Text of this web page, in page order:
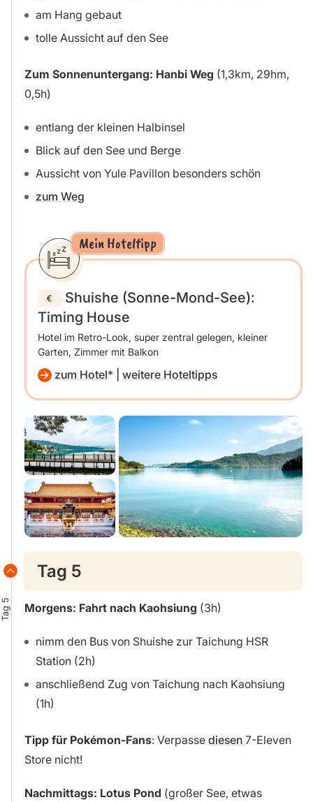
am Hang gebaut
tolle Aussicht auf den See
Zum Sonnenuntergang: Hanbi Weg (1,3km, 29hm,
0,5h)
entlang der kleinen Halbinsel
Blick auf den See und Berge
Aussicht von Yule Pavillon besonders schön
zum Weg
Mein Hoteltipp
Shuishe (Sonne-Mond-See):
Timing House
Hotel im Retro-Look, super zentral gelegen, kleiner
Garten, Zimmer mit Balkon
zum Hotel weitere Hoteltipps
Tag 5
Tag 5
Morgens: Fahrt nach Kaohsiung (3h)
nimm den Bus von Shuishe zur Taichung HSR
Station (2h)
anschließend Zug von Taichung nach Kaohsiung
(1h)
Tipp für Pokémon-Fans: Verpasse diesen 7-Eleven
Store nicht!
Nachmittags: Lotus Pond (großer See, etwas